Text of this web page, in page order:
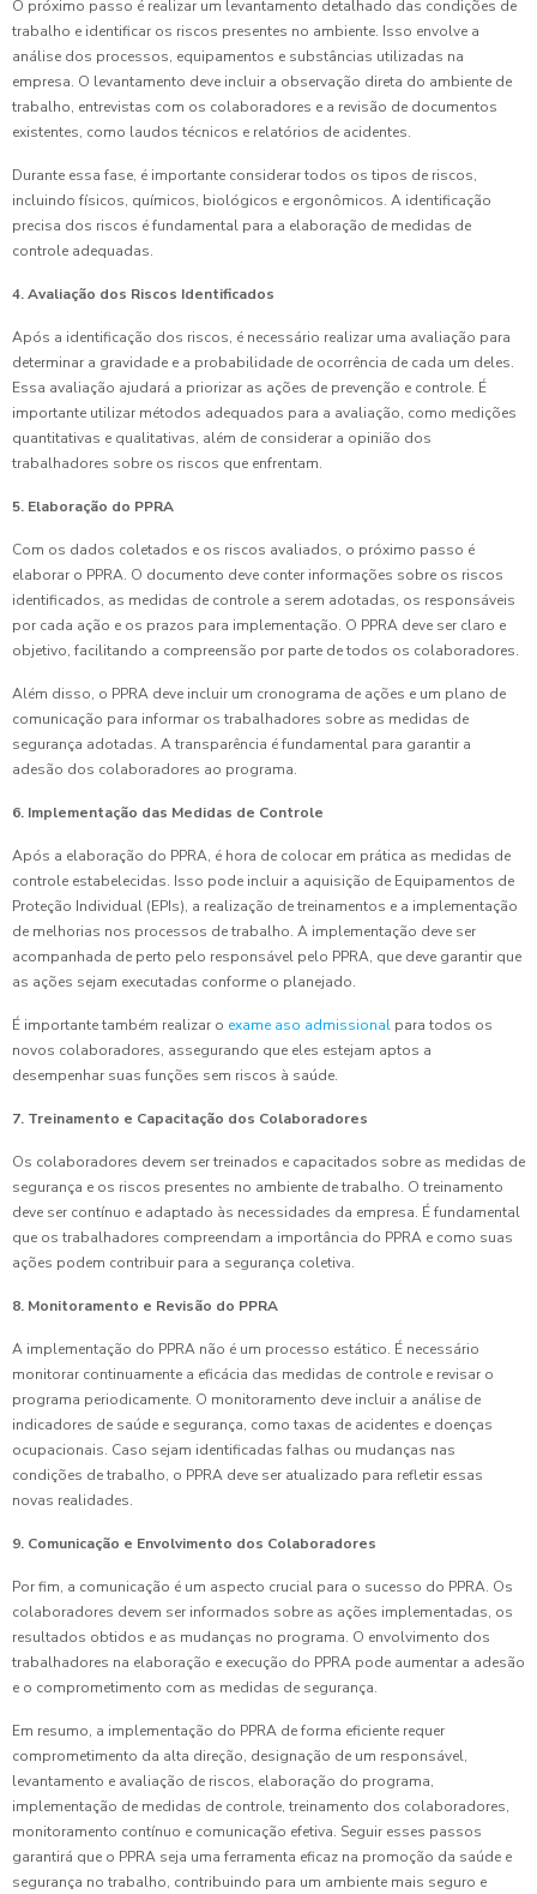
O próximo passo é realizar um levantamento detalhado das condições de
trabalho e identificar os riscos presentes no ambiente. Isso envolve a
análise dos processos, equipamentos e substâncias utilizadas na
empresa. O levantamento deve incluir a observação direta do ambiente de
trabalho, entrevistas com os colaboradores e a revisão de documentos
existentes, como laudos técnicos e relatórios de acidentes.
Durante essa fase, é importante considerar todos os tipos de riscos,
incluindo físicos, químicos, biológicos e ergonômicos. A identificação
precisa dos riscos é fundamental para a elaboração de medidas de
controle adequadas.
4. Avaliação dos Riscos Identificados
Após a identificação dos riscos, é necessário realizar uma avaliação para
determinar a gravidade e a probabilidade de ocorrência de cada um deles.
Essa avaliação ajudará a priorizar as ações de prevenção e controle. É
importante utilizar métodos adequados para a avaliação, como medições
quantitativas e qualitativas, além de considerar a opinião dos
trabalhadores sobre os riscos que enfrentam.
5. Elaboração do PPRA
Com os dados coletados e os riscos avaliados, o próximo passo é
elaborar o PPRA. O documento deve conter informações sobre os riscos
identificados, as medidas de controle a serem adotadas, os responsáveis
por cada ação e os prazos para implementação. O PPRA deve ser claro e
objetivo, facilitando a compreensão por parte de todos os colaboradores.
Além disso, o PPRA deve incluir um cronograma de ações e um plano de
comunicação para informar os trabalhadores sobre as medidas de
segurança adotadas. A transparência é fundamental para garantir a
adesão dos colaboradores ao programa.
6. Implementação das Medidas de Controle
Após a elaboração do PPRA, é hora de colocar em prática as medidas de
controle estabelecidas. Isso pode incluir a aquisição de Equipamentos de
Proteção Individual (EPIs), a realização de treinamentos e a implementação
de melhorias nos processos de trabalho. A implementação deve ser
acompanhada de perto pelo responsável pelo PPRA, que deve garantir que
as ações sejam executadas conforme o planejado.
É importante também realizar o exame aso admissional para todos os
novos colaboradores, assegurando que eles estejam aptos a
desempenhar suas funções sem riscos à saúde.
7. Treinamento e Capacitação dos Colaboradores
Os colaboradores devem ser treinados e capacitados sobre as medidas de
segurança e os riscos presentes no ambiente de trabalho. O treinamento
deve ser contínuo e adaptado às necessidades da empresa. É fundamental
que os trabalhadores compreendam a importância do PPRA e como suas
ações podem contribuir para a segurança coletiva.
8. Monitoramento e Revisão do PPRA
A implementação do PPRA não é um processo estático. É necessário
monitorar continuamente a eficácia das medidas de controle e revisar o
programa periodicamente. O monitoramento deve incluir a análise de
indicadores de saúde e segurança, como taxas de acidentes e doenças
ocupacionais. Caso sejam identificadas falhas ou mudanças nas
condições de trabalho, o PPRA deve ser atualizado para refletir essas
novas realidades.
9. Comunicação e Envolvimento dos Colaboradores
Por fim, a comunicação é um aspecto crucial para o sucesso do PPRA. Os
colaboradores devem ser informados sobre as ações implementadas, os
resultados obtidos e as mudanças no programa. O envolvimento dos
trabalhadores na elaboração e execução do PPRA pode aumentar a adesão
e o comprometimento com as medidas de segurança.
Em resumo, a implementação do PPRA de forma eficiente requer
comprometimento da alta direção, designação de um responsável,
levantamento e avaliação de riscos, elaboração do programa,
implementação de medidas de controle, treinamento dos colaboradores,
monitoramento contínuo e comunicação efetiva. Seguir esses passos
garantirá que o PPRA seja uma ferramenta eficaz na promoção da saúde e
segurança no trabalho, contribuindo para um ambiente mais seguro e